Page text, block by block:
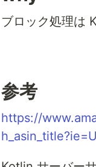
ブロック処理は
参考
https://